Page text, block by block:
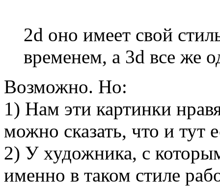
2d оно имеет свой
временем, а 3d все же
Возможно. Но:
1) Нам эти картинки
можно сказать, что и тут
2) У художника, с
именно в таком стиле